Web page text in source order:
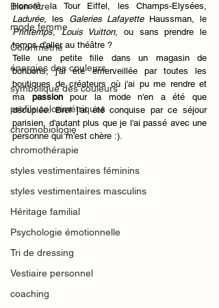
Bien-être
mode femme
Colorimétrie
énergies des couleurs
symbolique des couleurs
profils colorimétriques
chromobiologie
chromothérapie
styles vestimentaires féminins
styles vestimentaires masculins
Héritage familial
Psychologie émotionnelle
Tri de dressing
Vestiaire personnel
coaching
Ladurée, les Galeries Lafayette
Printemps, Louis Vuitton, ou sans prendre le
temps d'aller au théâtre ?
Telle une petite fille dans un magasin de
bonbons, j'ai été émerveillée par toutes les
boutiques de créateurs où j'ai pu me rendre et
ma passion pour la mode n'en a été que
décuplée. Bref j'ai été conquise par ce séjour
parisien, d'autant plus que je l'ai passé avec une
personne qui m'est chère :).